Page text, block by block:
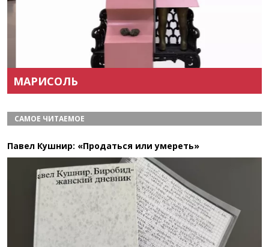
МАРИСОЛЬ
САМОЕ ЧИТАЕМОЕ
Павел Кушнир: «Продаться или умереть»